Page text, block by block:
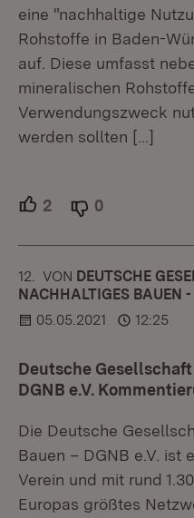
eine "nachhaltige
Rohstoffe in Baden-
auf. Diese umfasst
mineralischen
Verwendungszweck
werden sollten […]
2 Unterstützer.
0
12. KOMMENTAR
VON :DEUTSCHE
NACHHALTIGES BAUEN -
05.05.2021
12:25
Deutsche
DGNB e.V.
Die Deutsche
Bauen – DGNB e.V. ist
Verein und mit rund
Europas größtes